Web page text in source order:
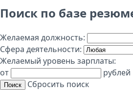
Поиск по базе
Желаемая должность:
Сфера деятельности:
Желаемый уровень зарплаты:
от
рублей
Поиск Сбросить поиск